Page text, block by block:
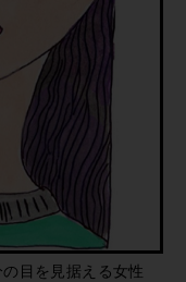
目を見据える女性